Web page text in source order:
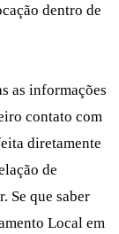
dentro de
as informações
contato com
diretamente
de
Se que saber
Local em